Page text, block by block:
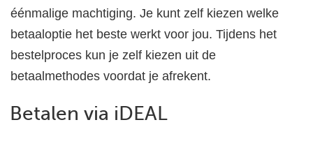
éénmalige machtiging. Je kunt zelf kiezen welke
betaaloptie het beste werkt voor jou. Tijdens het
bestelproces kun je zelf kiezen uit de
betaalmethodes voordat je afrekent.
Betalen via iDEAL